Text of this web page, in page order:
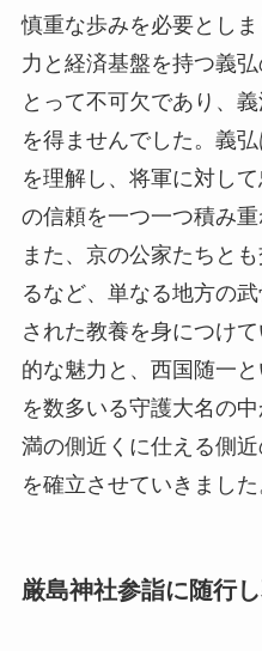
慎重な歩みを必要とし
力と経済基盤を持つ義
とって不可欠であり、
を得ませんでした。義
を理解し、将軍に対し
の信頼を一つ一つ積み
また、京の公家たちと
るなど、単なる地方の
された教養を身につけ
的な魅力と、西国随一
を数多いる守護大名の
満の側近くに仕える側
を確立させていきました
厳島神社参詣に随行